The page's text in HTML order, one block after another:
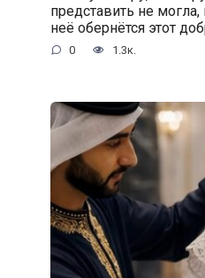
представить не
неё обернётся этот
0 1.3к.